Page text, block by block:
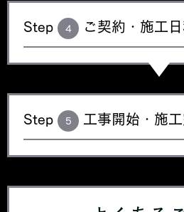
Step 4 ご契約・施工
Step 5 工事開始・施